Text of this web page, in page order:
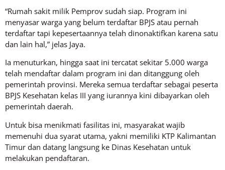
“Rumah sakit milik Pemprov sudah siap. Program ini
menyasar warga yang belum terdaftar BPJS atau pernah
terdaftar tapi kepesertaannya telah dinonaktifkan karena satu
dan lain hal,” jelas Jaya.
Ia menuturkan, hingga saat ini tercatat sekitar 5.000 warga
telah mendaftar dalam program ini dan ditanggung oleh
pemerintah provinsi. Mereka semua terdaftar sebagai peserta
BPJS Kesehatan kelas III yang iurannya kini dibayarkan oleh
pemerintah daerah.
Untuk bisa menikmati fasilitas ini, masyarakat wajib
memenuhi dua syarat utama, yakni memiliki KTP Kalimantan
Timur dan datang langsung ke Dinas Kesehatan untuk
melakukan pendaftaran.